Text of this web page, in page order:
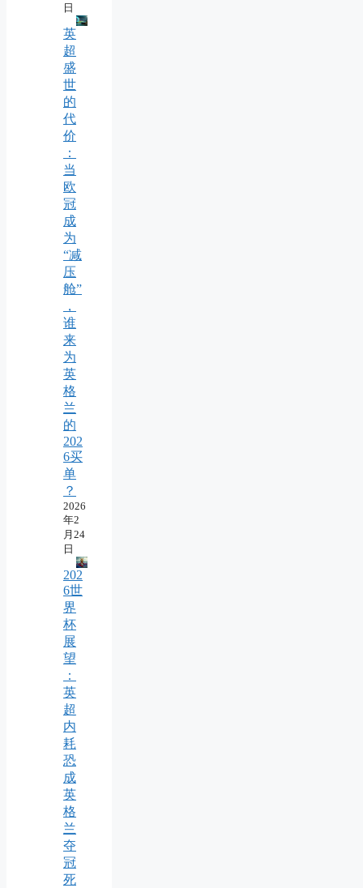
日
英
超
盛
世
的
代
价
：
当
欧
冠
成
为
“减
压
舱”
，
谁
来
为
英
格
兰
的
202
6买
单
？
2026
年2
月24
日
202
6世
界
杯
展
望
：
英
超
内
耗
恐
成
英
格
兰
夺
冠
死